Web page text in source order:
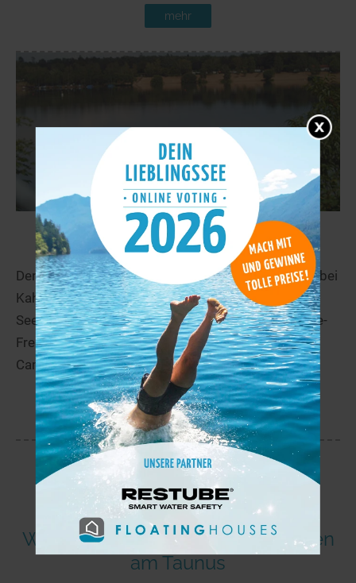
mehr
See Freigericht-Ost 37,3 km
Der See-Freigericht Ost ist Teil der Freigerichtseen bei
Kahl am Main, die gemeinhin auch als Kahler
Seenplatte bekannt ist. Neben der Bezeichnung See-
Freigericht Ost wird der See auch Kahler
Campingsee...
mehr
Weitere Seen in und um Bad Soden
am Taunus